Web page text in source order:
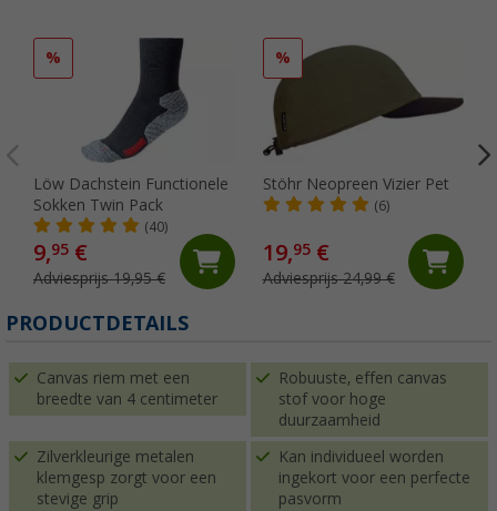
%
Löw Dachstein Functionele
Sokken Twin Pack
(40)
9,95 €
Adviesprijs 19,95 €
%
Stöhr Neopreen Vizier Pet
(6)
19,95€
Adviesprijs 24,99 €
PRODUCTDETAILS
Canvas riem met een
breedte van 4 centimeter
Robuuste, effen canvas
stof voor hoge
duurzaamheid
Zilverkleurige metalen
klemgesp zorgt voor een
stevige grip
Kan individueel worden
ingekort voor een perfecte
pasvorm